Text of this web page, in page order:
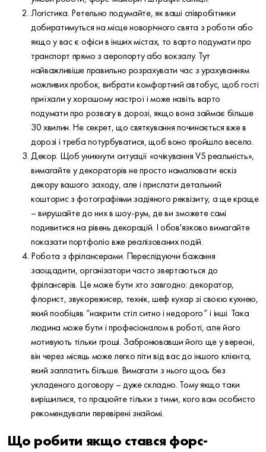
Логістика. Ретельно подумайте, як ваші співробітники
добиратимуться на місце новорічного свята з роботи або
якщо у вас є офіси в інших містах, то варто подумати про
транспорт прямо з аеропорту або вокзалу. Тут
найважливіше правильно розрахувати час з урахуванням
можливих пробок, вибрати комфортний автобус, щоб гості
приїхали у хорошому настрої і може навіть варто
подумати про розвагу в дорозі, якщо вона займає більше
30 хвилин. Не секрет, що святкування починається вже в
дорозі і треба потурбуватися, щоб воно пройшло весело.
Декор. Щоб уникнути ситуації «очікування VS реальність»,
вимагайте у декораторів не просто намалювати ескіз
декору вашого заходу, але і прислати детальний
кошторис з фотографіями задіяного реквізиту, а ще краще
– вирушайте до них в шоу-рум, де ви зможете самі
подивитися на рівень декорацій. І обов'язково вимагайте
показати портфоліо вже реалізованих подій.
Робота з фрілансерами. Переслідуючи бажання
заощадити, організатори часто звертаються до
фрілансерів. Це може бути хто завгодно: декоратор,
флорист, звукорежисер, технік, шеф кухар зі своєю кухнею,
який пообіцяв “накрити стіл ситно і недорого” і інші. Така
людина може бути і професіоналом в роботі, але його
мотивують тільки гроші. Забронювавши його ще у вересні,
він через місяць може легко піти від вас до іншого клієнта,
який заплатить більше. Вимагати з нього щось без
укладеного договору – дуже складно. Тому якщо таки
вирішилися, то працюйте тільки з тими, кого вам особисто
рекомендували перевірені знайомі.
Що робити якщо стався форс-